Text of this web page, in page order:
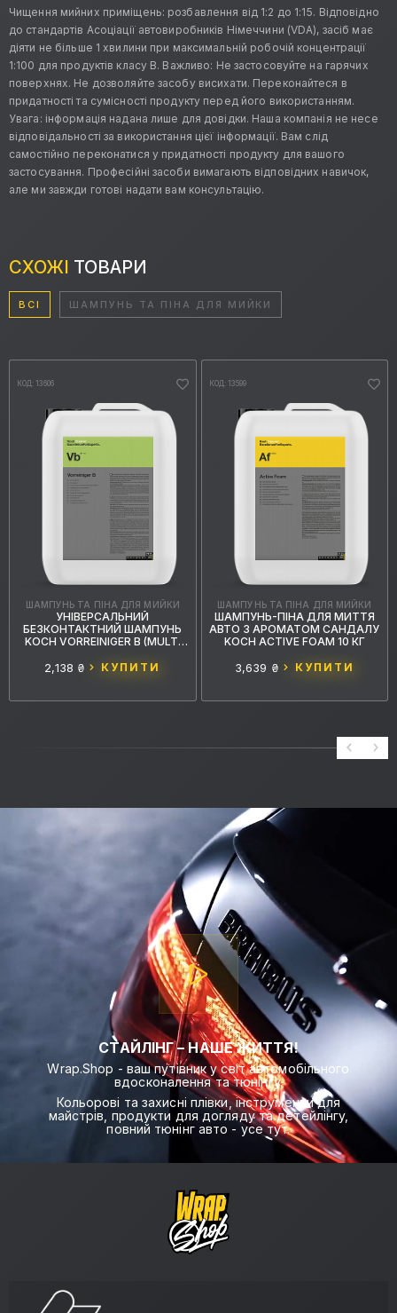
Чищення мийних приміщень: розбавлення від 1:2 до 1:15. Відповідно
до стандартів Асоціації автовиробників Німеччини (VDA), засіб має
діяти не більше 1 хвилини при максимальній робочій концентрації
1:100 для продуктів класу В. Важливо: Не застосовуйте на гарячих
поверхнях. Не дозволяйте засобу висихати. Переконайтеся в
придатності та сумісності продукту перед його використанням.
Увага: інформація надана лише для довідки. Наша компанія не несе
відповідальності за використання цієї інформації. Вам слід
самостійно переконатися у придатності продукту для вашого
застосування. Професійні засоби вимагають відповідних навичок,
але ми завжди готові надати вам консультацію.
СХОЖІ ТОВАРИ
ВСІ ШАМПУНЬ ТА ПІНА ДЛЯ МИЙКИ
КОД: 13606
ШАМПУНЬ ТА ПІНА ДЛЯ МИЙКИ
УНІВЕРСАЛЬНИЙ
БЕЗКОНТАКТНИЙ ШАМПУНЬ
KOCH VORREINIGER B (MULTI
2,138 ₴ КУПИТИ
КОД: 13599
ШАМПУНЬ ТА ПІНА ДЛЯ МИЙКИ
ШАМПУНЬ-ПІНА ДЛЯ МИТТЯ
АВТО З АРОМАТОМ САНДАЛУ
KOCH ACTIVE FOAM 10 КГ
3,639 ₴ КУПИТИ
СТАЙЛІНГ – НАШЕ ЖИТТЯ!
Wrap.Shop - ваш путівник у світ автомобільного
вдосконалення та тюнінгу.
Кольорові та захисні плівки, інструменти для
майстрів, продукти для догляду та детейлінгу,
повний тюнінг авто - усе тут.